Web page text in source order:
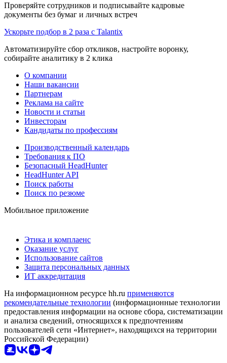
Проверяйте сотрудников и подписывайте кадровые
документы без бумаг и личных встреч
Ускорьте подбор в 2 раза с Talantix
Автоматизируйте сбор откликов, настройте воронку,
собирайте аналитику в 2 клика
О компании
Наши вакансии
Партнерам
Реклама на сайте
Новости и статьи
Инвесторам
Кандидаты по профессиям
Производственный календарь
Требования к ПО
Безопасный HeadHunter
HeadHunter API
Поиск работы
Поиск по резюме
Мобильное приложение
Этика и комплаенс
Оказание услуг
Использование сайтов
Защита персональных данных
ИТ аккредитация
На информационном ресурсе hh.ru применяются
рекомендательные технологии (информационные технологии
предоставления информации на основе сбора, систематизации
и анализа сведений, относящихся к предпочтениям
пользователей сети «Интернет», находящихся на территории
Российской Федерации)